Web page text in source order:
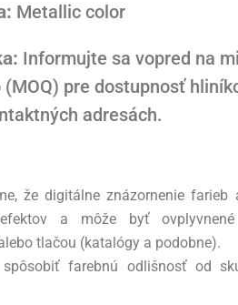
Metallic color
Informujte sa vopred na
(MOQ) pre dostupnosť
adresách.
že digitálne znázornenie
a môže byť
tlačou (katalógy a podobne).
farebnú odlišnosť od